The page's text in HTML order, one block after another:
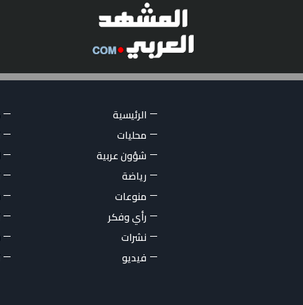
الرئيسية
محليات
شؤون عربية
رياضة
منوعات
رأي وفكر
نشرات
فيديو